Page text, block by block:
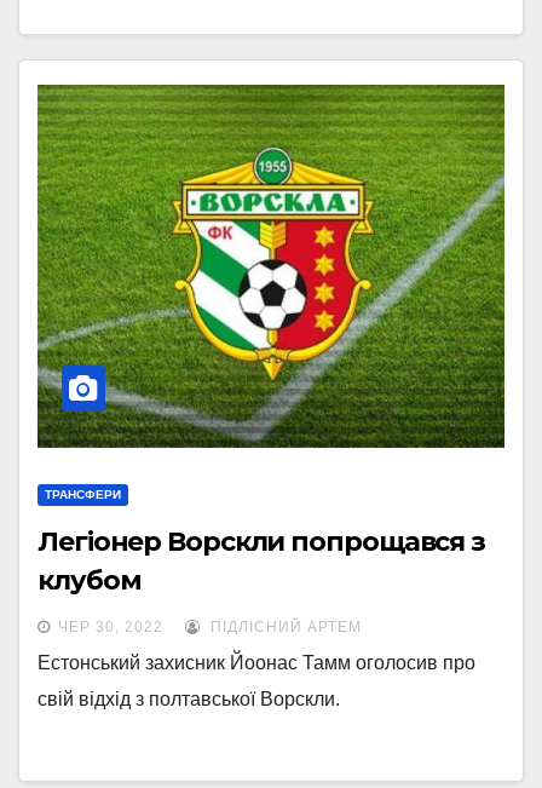
ТРАНСФЕРИ
Легіонер Ворскли попрощався з
клубом
ЧЕР 30, 2022 ПІДЛІСНИЙ АРТЕМ
Естонський захисник Йоонас Тамм оголосив про
свій відхід з полтавської Ворскли.